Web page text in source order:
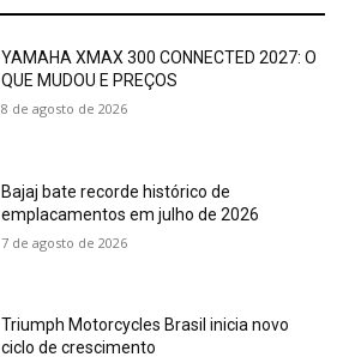
YAMAHA XMAX 300 CONNECTED 2027: O
QUE MUDOU E PREÇOS
8 de agosto de 2026
Bajaj bate recorde histórico de
emplacamentos em julho de 2026
7 de agosto de 2026
Triumph Motorcycles Brasil inicia novo
ciclo de crescimento